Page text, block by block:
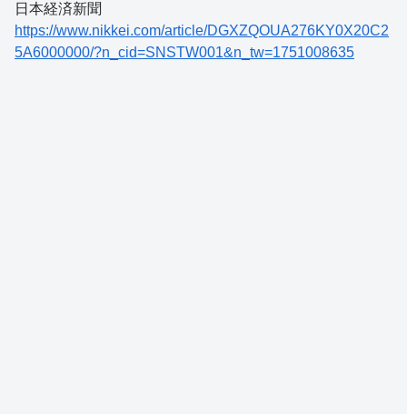
日本経済新聞
https://www.nikkei.com/article/DGXZQOUA276KY0X20C2
5A6000000/?n_cid=SNSTW001&n_tw=1751008635